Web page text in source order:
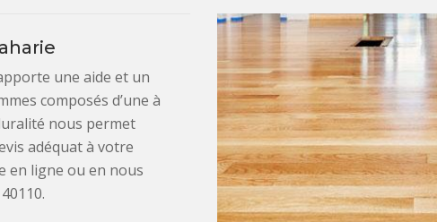
une aide et un
composés d’une à
nous permet
adéquat à votre
en ligne ou en nous